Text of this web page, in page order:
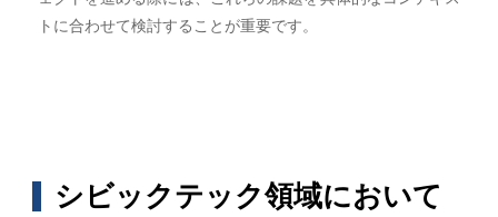
トに合わせて検討することが重要です。
シビックテック領域において